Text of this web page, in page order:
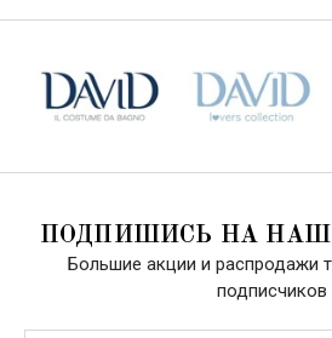
ПОДПИШИСЬ НА
Большие акции и распродажи
подписчиков